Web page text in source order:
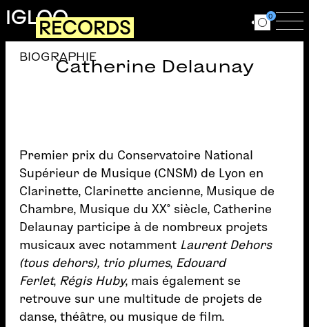
Aller au contenu principal
IGLOORECORDS Ouvrir le
0
Catherine Delaunay
BIOGRAPHIE
Premier prix du Conservatoire National
Supérieur de Musique (CNSM) de Lyon en
Clarinette, Clarinette ancienne, Musique de
Chambre, Musique du XX° siècle, Catherine
Delaunay participe à de nombreux projets
musicaux avec notamment Laurent Dehors
(tous dehors), trio plumes, Edouard
Ferlet, Régis Huby, mais également se
retrouve sur une multitude de projets de
danse, théâtre, ou musique de film.